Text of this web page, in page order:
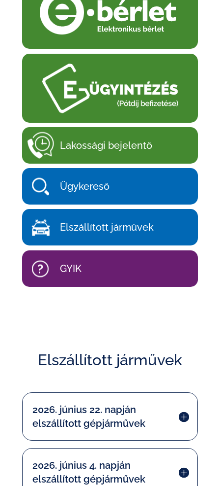
Lakossági bejelentő
Ügykereső
Elszállított járművek
GYIK
Elszállított járművek
2026. június 22. napján
elszállított gépjárművek
2026. június 4. napján
elszállított gépjárművek